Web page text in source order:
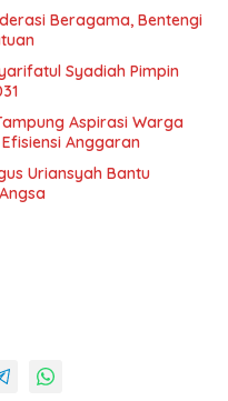
Beragama, Bentengi
Syadiah Pimpin
Aspirasi Warga
Anggaran
Uriansyah Bantu